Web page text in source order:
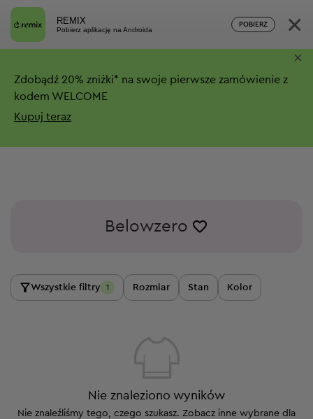
REMIX
Pobierz aplikację na Androida
POBIERZ ×
Zdobądź 20% zniżki* na swoje pierwsze zamówienie z
kodem WELCOME
Kupuj teraz
×
Belowzero
Wszystkie filtry 1 Rozmiar Stan Kolor
Nie znaleziono wyników
Nie znaleźliśmy tego, czego szukasz. Zobacz inne wybrane dla